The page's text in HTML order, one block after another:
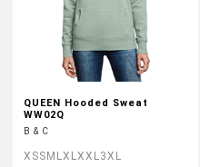
QUEEN Hooded Sweat
WW02Q
B & C
XSS M LXLXXL3XL